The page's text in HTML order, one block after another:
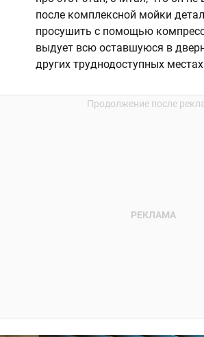
после комплексной мойки
просушить с помощью
выдует всю оставшуюся в
других труднодоступных